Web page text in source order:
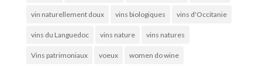
vin naturellement doux vins biologiques vins d'Occitanie
vins du Languedoc vins nature vins natures
Vins patrimoniaux voeux women do wine